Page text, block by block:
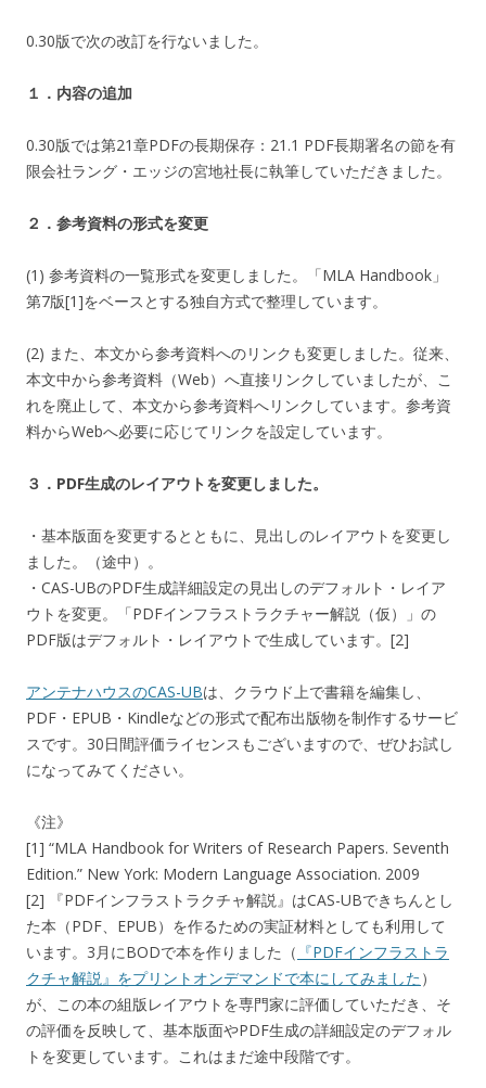
0.30版で次の改訂を行ないました。
１．内容の追加
0.30版では第21章PDFの長期保存：21.1 PDF長期署名の節を有
限会社ラング・エッジの宮地社長に執筆していただきました。
２．参考資料の形式を変更
(1) 参考資料の一覧形式を変更しました。「MLA Handbook」
第7版[1]をベースとする独自方式で整理しています。
(2) また、本文から参考資料へのリンクも変更しました。従来、
本文中から参考資料（Web）へ直接リンクしていましたが、こ
れを廃止して、本文から参考資料へリンクしています。参考資
料からWebへ必要に応じてリンクを設定しています。
３．PDF生成のレイアウトを変更しました。
・基本版面を変更するとともに、見出しのレイアウトを変更し
ました。（途中）。
・CAS-UBのPDF生成詳細設定の見出しのデフォルト・レイア
ウトを変更。「PDFインフラストラクチャー解説（仮）」の
PDF版はデフォルト・レイアウトで生成しています。[2]
アンテナハウスのCAS-UBは、クラウド上で書籍を編集し、
PDF・EPUB・Kindleなどの形式で配布出版物を制作するサービ
スです。30日間評価ライセンスもございますので、ぜひお試し
になってみてください。
《注》
[1] “MLA Handbook for Writers of Research Papers. Seventh
Edition.” New York: Modern Language Association. 2009
[2] 『PDFインフラストラクチャ解説』はCAS-UBできちんとし
た本（PDF、EPUB）を作るための実証材料としても利用して
います。3月にBODで本を作りました（ 『PDFインフラストラ
クチャ解説』をプリントオンデマンドで本にしてみました）
が、この本の組版レイアウトを専門家に評価していただき、そ
の評価を反映して、基本版面やPDF生成の詳細設定のデフォル
トを変更しています。これはまだ途中段階です。